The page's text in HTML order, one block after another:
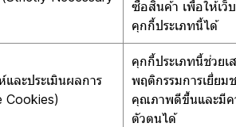
ซื้อสินค้า เพื่อให้เว็
คุกกี้ประเภทนี้ได้
และประเมินผลการ
Cookies)
คุกกี้ประเภทนี้ช่วยเ
พฤติกรรมการเยี่ย
คุณภาพดีขึ้นและมีค
ตัวตนได้